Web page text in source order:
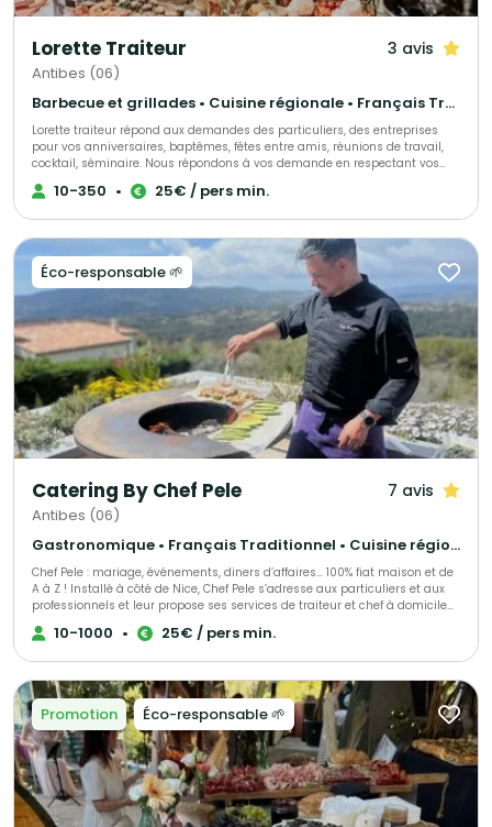
Lorette Traiteur 3 avis
Antibes (06)
Barbecue et grillades • Cuisine régionale • Français Traditionnel
Lorette traiteur répond aux demandes des particuliers, des entreprises
pour vos anniversaires, baptêmes, fêtes entre amis, réunions de travail,
cocktail, séminaire. Nous répondons à vos demande en respectant vos
souhaits et votre budget, le tout dans une ambiance familiale et
conviviale
10-350 • 25€ / pers min.
Éco-responsable 🌱
Catering By Chef Pele 7 avis
Antibes (06)
Gastronomique • Français Traditionnel • Cuisine régionale
Chef Pele : mariage, événements, diners d’affaires… 100% fiat maison et de
A à Z ! Installé à côté de Nice, Chef Pele s’adresse aux particuliers et aux
professionnels et leur propose ses services de traiteur et chef à domicile
pour l’organisation de leurs événements. Allant de l’organisation de
banquets (Prince du Danemark) à du consulting (boulangerie « Paul ») le
Il offre à sa clientèle des produits de qualité et des vins sélectionnés par
un Maître Sommelier.
10-1000 • 25€ / pers min.
Promotion Éco-responsable 🌱